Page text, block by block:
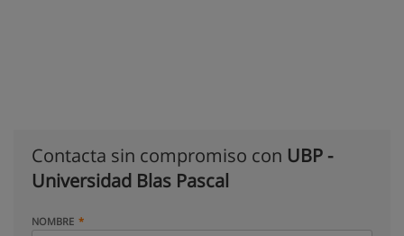
Contacta sin compromiso con UBP -
Universidad Blas Pascal
NOMBRE